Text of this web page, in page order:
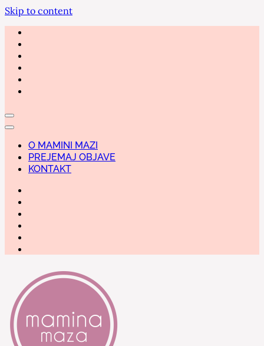
Skip to content
O MAMINI MAZI
PREJEMAJ OBJAVE
KONTAKT